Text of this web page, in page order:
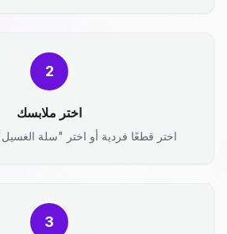
2
اختر ملابسك
اختر قطعًا فردية أو اختر "سلة
3